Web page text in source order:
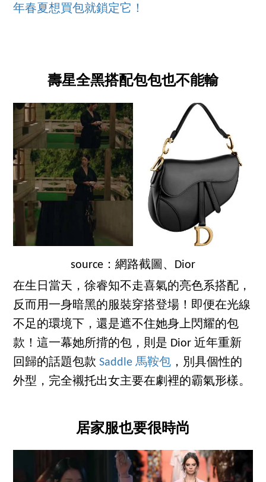
年春夏想買包就鎖定它！
壽星全黑搭配包包也不能輸
source：網路截圖、Dior
在生日當天，徐睿知不走喜氣的亮色系搭配，
反而用一身暗黑的服裝穿搭登場！即便在光線
不足的環境下，還是遮不住她身上閃耀的包
款！這一幕她所揹的包，則是 Dior 近年重新
回歸的話題包款Saddle 馬鞍包 ，別具個性的
外型，完全襯托出女主要在劇裡的霸氣形樣。
居家服也要很時尚